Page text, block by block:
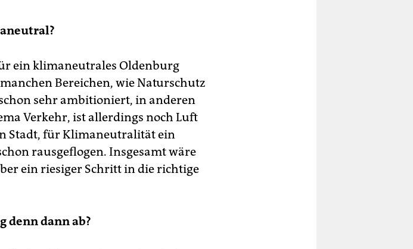
ein klimaneutrales Oldenburg
Bereichen, wie Naturschutz
sehr ambitioniert, in anderen
Verkehr, ist allerdings­ noch Luft
Stadt, für Klimaneutralität ein
rausgeflogen. Insgesamt wäre
ein riesiger­ Schritt in die richtige
denn dann ab?